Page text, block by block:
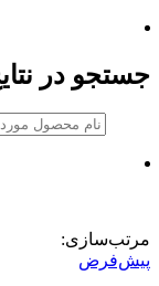
جستجو در
مرتب‌سازی:
پیش‌فرض